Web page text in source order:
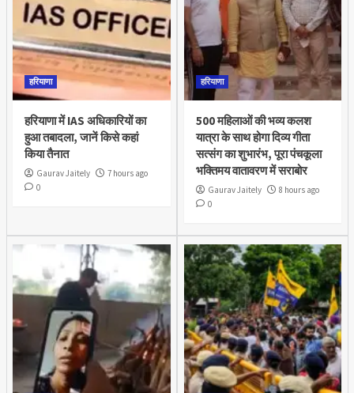
हरियाणा
हरियाणा में IAS अधिकारियों का
हुआ तबादला, जानें किसे कहां
किया तैनात
Gaurav Jaitely
7 hours ago
0
हरियाणा
500 महिलाओं की भव्य कलश
यात्रा के साथ होगा दिव्य गीता
सत्संग का शुभारंभ, पूरा पंचकूला
भक्तिमय वातावरण में सराबोर
Gaurav Jaitely
8 hours ago
0